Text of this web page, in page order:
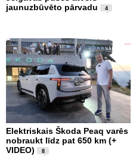
jaunuzbūvēto pārvadu
4
Elektriskais Škoda Peaq varēs
nobraukt līdz pat 650 km (+
VIDEO)
8